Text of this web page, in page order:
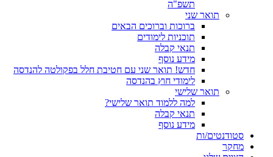
תשפ"ה
תואר שני
ברוכות וברוכים הבאים
תוכניות לימודים
תנאי קבלה
מידע נוסף
חדש! תואר שני עם חטיבת חלל בפקולטה להנדסה
לימודי חוץ בהנדסה
תואר שלישי
למה ללמוד תואר שלישי?
תנאי קבלה
מידע נוסף
סטודנטים/ות
מחקר